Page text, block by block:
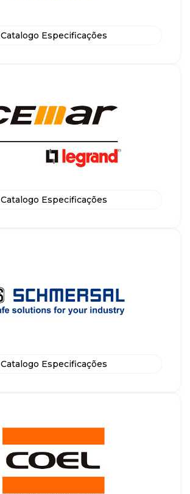
Catalogo Especificações
Catalogo Especificações
Catalogo Especificações